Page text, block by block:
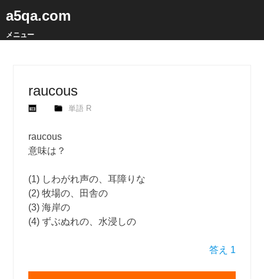
a5qa.com
メニュー
raucous
単語 R
raucous
意味は？
(1) しわがれ声の、耳障りな
(2) 牧場の、田舎の
(3) 海岸の
(4) ずぶぬれの、水浸しの
答え 1